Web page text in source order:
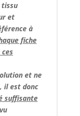
tissu
et
à
fiche
et ne
il est donc
suffisante